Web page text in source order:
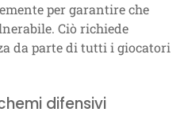
per garantire che
Ciò richiede
da parte di tutti i giocatori
difensivi